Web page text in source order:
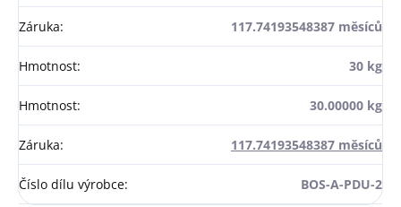
Záruka: 117.74193548387 měsíců
Hmotnost: 30 kg
Hmotnost: 30.00000 kg
Záruka: 117.74193548387 měsíců
Číslo dílu výrobce: BOS-A-PDU-2